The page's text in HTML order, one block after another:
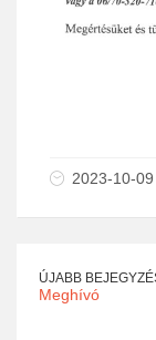
2023-10-09
ÚJABB
Meghívó